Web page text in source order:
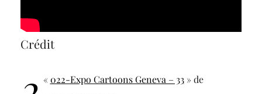
Crédit
« 022-Expo Cartoons Geneva – 33» de